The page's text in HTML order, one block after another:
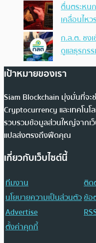
ตื่นตระหน
เคลื่อนไห
ก.ล.ต. ชง
ดูแลธุรกร
เป้าหมายของเรา
Siam Blockchain มุ่งมั่นที่จะ
Cryptocurrency และเทคโน
รวบรวมข้อมูลส่วนใหญ่จากเว็
แปลส่งตรงถึงฟีดคุณ
เกี่ยวกับเว็บไซต์นี้
ทีมงาน
ติด
นโยบายความเป็นส่วนตัวข้อ
Advertise
ตั้งค่าคุกกี้